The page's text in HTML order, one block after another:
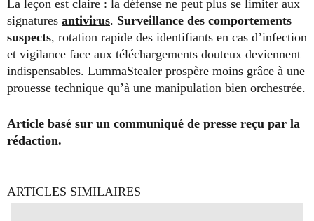
La leçon est claire : la défense ne peut plus se limiter aux
signatures antivirus. Surveillance des comportements
suspects, rotation rapide des identifiants en cas d’infection
et vigilance face aux téléchargements douteux deviennent
indispensables. LummaStealer prospère moins grâce à une
prouesse technique qu’à une manipulation bien orchestrée.
Article basé sur un communiqué de presse reçu par la
rédaction.
ARTICLES SIMILAIRES